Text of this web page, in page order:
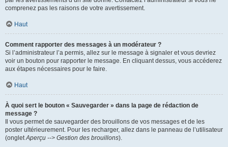
comprenez pas les raisons de votre avertissement.
Haut
Comment rapporter des messages à un modérateur ?
Si l’administrateur l’a permis, allez sur le message à signaler et vous devriez
voir un bouton pour rapporter le message. En cliquant dessus, vous accéderez
aux étapes nécessaires pour le faire.
Haut
À quoi sert le bouton « Sauvegarder » dans la page de rédaction de
message ?
Il vous permet de sauvegarder des brouillons de vos messages et de les
poster ultérieurement. Pour les recharger, allez dans le panneau de l’utilisateur
(ongletAperçu --> Gestion des brouillons).